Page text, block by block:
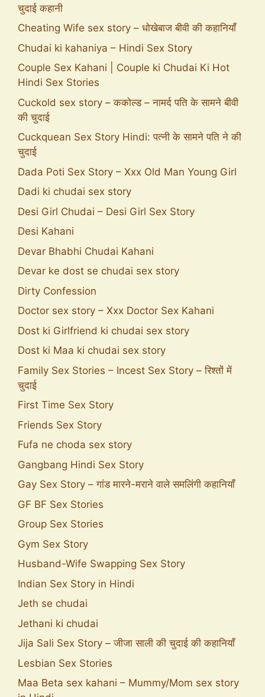
चुदाई कहानी
Cheating Wife sex story – धोखेबाज बीवी की कहानियाँ
Chudai ki kahaniya – Hindi Sex Story
Couple Sex Kahani | Couple ki Chudai Ki Hot
Hindi Sex Stories
Cuckold sex story – ककोल्ड – नामर्द पति के सामने बीवी
की चुदाई
Cuckquean Sex Story Hindi: पत्नी के सामने पति ने की
चुदाई
Dada Poti Sex Story – Xxx Old Man Young Girl
Dadi ki chudai sex story
Desi Girl Chudai – Desi Girl Sex Story
Desi Kahani
Devar Bhabhi Chudai Kahani
Devar ke dost se chudai sex story
Dirty Confession
Doctor sex story – Xxx Doctor Sex Kahani
Dost ki Girlfriend ki chudai sex story
Dost ki Maa ki chudai sex story
Family Sex Stories – Incest Sex Story – रिश्तों में
चुदाई
First Time Sex Story
Friends Sex Story
Fufa ne choda sex story
Gangbang Hindi Sex Story
Gay Sex Story – गांड मारने-मराने वाले समलिंगी कहानियाँ
GF BF Sex Stories
Group Sex Stories
Gym Sex Story
Husband-Wife Swapping Sex Story
Indian Sex Story in Hindi
Jeth se chudai
Jethani ki chudai
Jija Sali Sex Story – जीजा साली की चुदाई की कहानियाँ
Lesbian Sex Stories
Maa Beta sex kahani – Mummy/Mom sex story